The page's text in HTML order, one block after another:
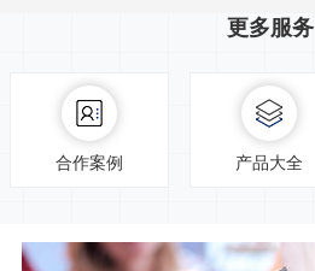
更多服务
合作案例 产品大全